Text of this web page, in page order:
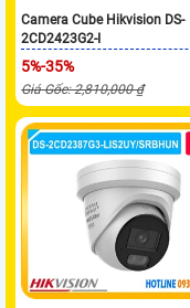
Camera Cube Hikvision DS-
2CD2423G2-I
5%-35%
Giá Gốc: 2,810,000 ₫